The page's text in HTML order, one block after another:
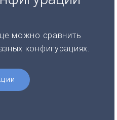
можно сравнить
конфигурациях.